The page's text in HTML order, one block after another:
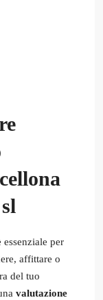
per
affittare o
del tuo
valutazione